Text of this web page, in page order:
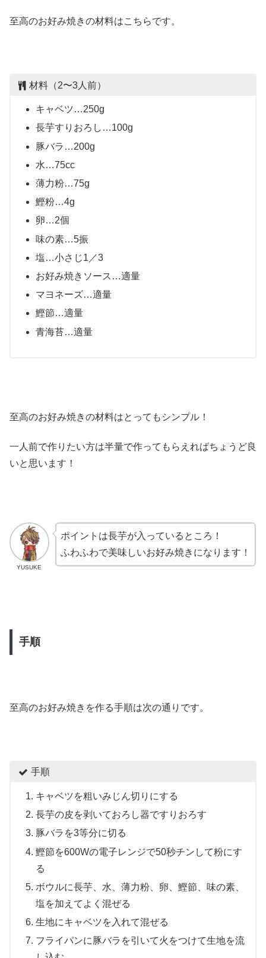
至高のお好み焼きの材料はこちらです。
材料（2〜3人前）
キャベツ…250g
長芋すりおろし…100g
豚バラ…200g
水…75cc
薄力粉…75g
鰹粉…4g
卵…2個
味の素…5振
塩…小さじ1／3
お好み焼きソース…適量
マヨネーズ…適量
鰹節…適量
青海苔…適量
至高のお好み焼きの材料はとってもシンプル！
一人前で作りたい方は半量で作ってもらえればちょうど良
いと思います！
YUSUKE
ポイントは長芋が入っているところ！
ふわふわで美味しいお好み焼きになります！
手順
至高のお好み焼きを作る手順は次の通りです。
手順
キャベツを粗いみじん切りにする
長芋の皮を剥いておろし器ですりおろす
豚バラを3等分に切る
鰹節を600Wの電子レンジで50秒チンして粉にす
る
ボウルに長芋、水、薄力粉、卵、鰹節、味の素、
塩を加えてよく混ぜる
生地にキャベツを入れて混ぜる
フライパンに豚バラを引いて火をつけて生地を流